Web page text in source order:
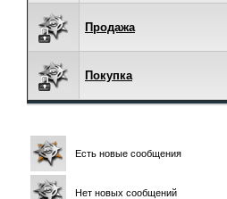
Продажа
Покупка
Есть новые сообщения
Нет новых сообщений